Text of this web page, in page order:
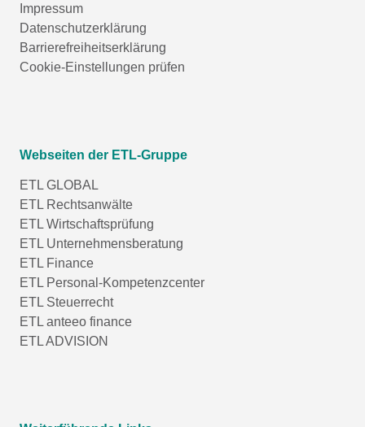
Impressum
Datenschutzerklärung
Barrierefreiheitserklärung
Cookie-Einstellungen prüfen
Webseiten der ETL-Gruppe
ETL GLOBAL
ETL Rechtsanwälte
ETL Wirtschaftsprüfung
ETL Unternehmensberatung
ETL Finance
ETL Personal-Kompetenzcenter
ETL Steuerrecht
ETL anteeo finance
ETL ADVISION